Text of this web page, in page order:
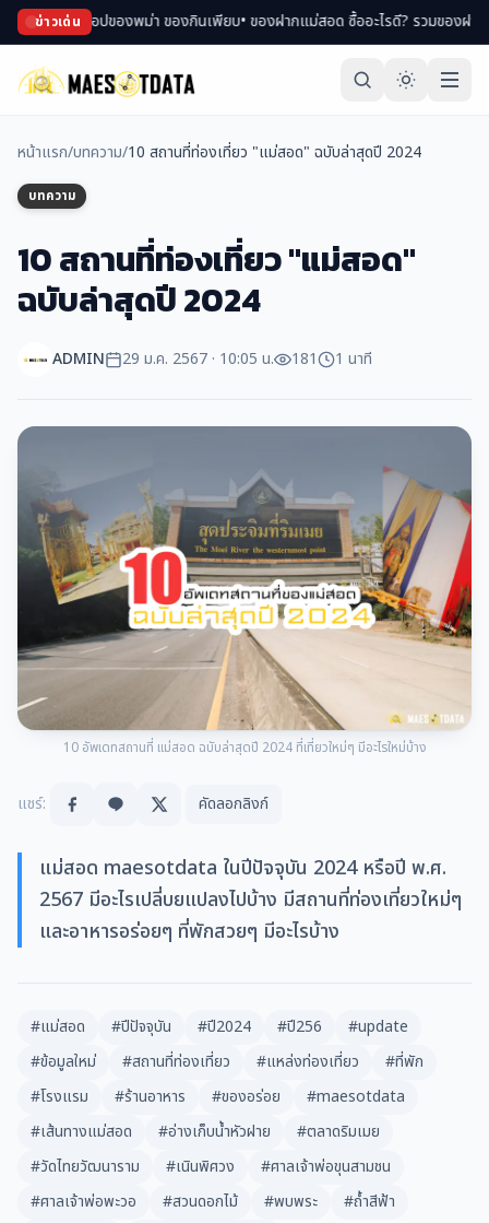
ข่าวเด่น
ตลาด ช้อปของพม่า ของกินเพียบ• ของฝากแม่สอด ซื้ออะไรดี? รวมของฝาก สินค้
หน้าแรก/บทความ/10 สถานที่ท่องเที่ยว "แม่สอด" ฉบับล่าสุดปี 2024
บทความ
10 สถานที่ท่องเที่ยว "แม่สอด"
ฉบับล่าสุดปี 2024
ADMIN 29 ม.ค. 2567 · 10:05 น. 181 1 นาที
10 อัพเดทสถานที่ แม่สอด ฉบับล่าสุดปี 2024 ที่เที่ยวใหม่ๆ มีอะไรใหม่บ้าง
แชร์: คัดลอกลิงก์
แม่สอด maesotdata ในปีปัจจุบัน 2024 หรือปี พ.ศ.
2567 มีอะไรเปลี่บยแปลงไปบ้าง มีสถานที่ท่องเที่ยวใหม่ๆ
และอาหารอร่อยๆ ที่พักสวยๆ มีอะไรบ้าง
#แม่สอด #ปีปัจจุบัน #ปี2024 #ปี256
#update
#ข้อมูลใหม่
#สถานที่ท่องเที่ยว #แหล่งท่องเที่ยว
#ที่พัก
#โรงแรม
#ร้านอาหาร #ของอร่อย
#maesotdata
#เส้นทางแม่สอด
#อ่างเก็บน้ำหัวฝาย
#ตลาดริมเมย
#วัดไทยวัฒนาราม
#เนินพิศวง
#ศาลเจ้าพ่อขุนสามชน
#ศาลเจ้าพ่อพะวอ
#สวนดอกไม้ #พบพระ
#ถ้ำสีฟ้า